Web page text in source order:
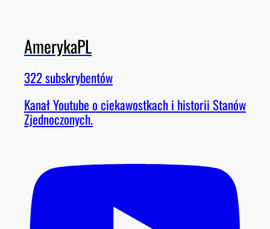
AmerykaPL
322 subskrybentów
Kanał Youtube o ciekawostkach i historii Stanów
Zjednoczonych.